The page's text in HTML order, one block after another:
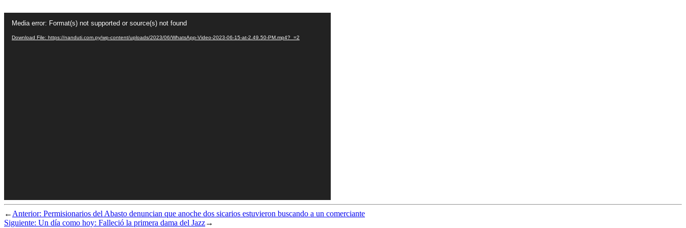
Player
Media error: Format(s) not supported or source(s) not found
Download File: https://nanduti.com.py/wp-content/uploads/2023/06/WhatsApp-Video-2023-06-15-at-2.49.50-PM.mp4?_=2
← Anterior: Permisionarios del Abasto denuncian que anoche dos sicarios estuvieron buscando a un comerciante
Siguiente: Un día como hoy: Falleció la primera dama del Jazz→